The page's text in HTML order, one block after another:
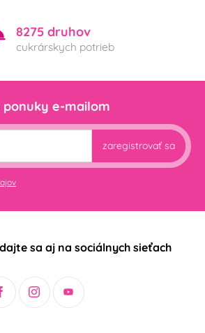
8275 druhov
cukrárskych potrieb
e-mailom
zaregistrovať sa
sa aj na sociálnych sieťach